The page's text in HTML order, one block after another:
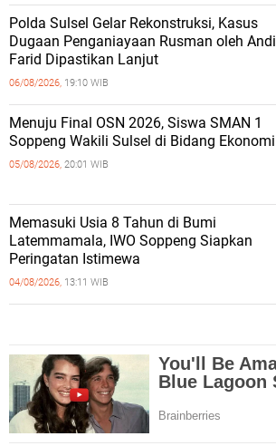
Polda Sulsel Gelar Rekonstruksi, Kasus
Dugaan Penganiayaan Rusman oleh Andi
Farid Dipastikan Lanjut
06/08/2026, 19:10 WIB
Menuju Final OSN 2026, Siswa SMAN 1
Soppeng Wakili Sulsel di Bidang Ekonomi
05/08/2026, 20:01 WIB
Memasuki Usia 8 Tahun di Bumi
Latemmamala, IWO Soppeng Siapkan
Peringatan Istimewa
04/08/2026, 13:11 WIB